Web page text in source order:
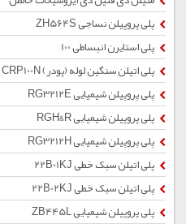
پلی پروپیلن نساجی ZH564S
پلی استایرن انبساطی 100
پلی اتیلن سنگین لوله (پودر) CRP100N
پلی پروپیلن شیمیایی RG3212E
پلی پروپیلن شیمیایی RGH&R
پلی پروپیلن شیمیایی RG3212H
پلی اتیلن سبک خطی 22B01KJ
پلی اتیلن سبک خطی 22B02KJ
پلی پروپیلن شیمیایی ZB445L